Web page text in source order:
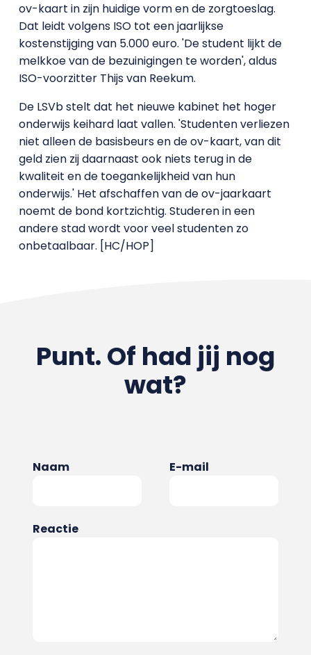
ov-kaart in zijn huidige vorm en de zorgtoeslag.
Dat leidt volgens ISO tot een jaarlijkse
kostenstijging van 5.000 euro. 'De student lijkt de
melkkoe van de bezuinigingen te worden', aldus
ISO-voorzitter Thijs van Reekum.
De LSVb stelt dat het nieuwe kabinet het hoger
onderwijs keihard laat vallen. 'Studenten verliezen
niet alleen de basisbeurs en de ov-kaart, van dit
geld zien zij daarnaast ook niets terug in de
kwaliteit en de toegankelijkheid van hun
onderwijs.' Het afschaffen van de ov-jaarkaart
noemt de bond kortzichtig. Studeren in een
andere stad wordt voor veel studenten zo
onbetaalbaar. [HC/HOP]
Punt. Of had jij nog
wat?
Naam E-mail
Reactie